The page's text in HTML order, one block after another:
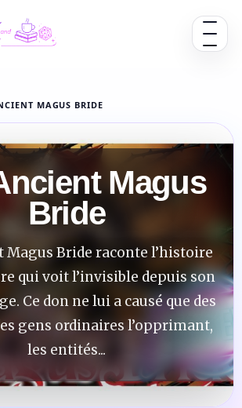
Ouvrir
MAGUS BRIDE
Magus
Bride
Magus Bride raconte l’histoire
qui voit l’invisible depuis son
Ce don ne lui a causé que des
gens ordinaires l’opprimant,
les entités...